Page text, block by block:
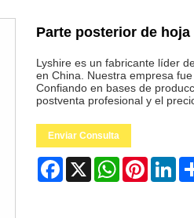
Parte posterior de
Lyshire es un fabricante líder
en China. Nuestra empresa
Confiando en bases de
postventa profesional y el
Enviar Consulta
Facebook
X WhatsAppPinterest